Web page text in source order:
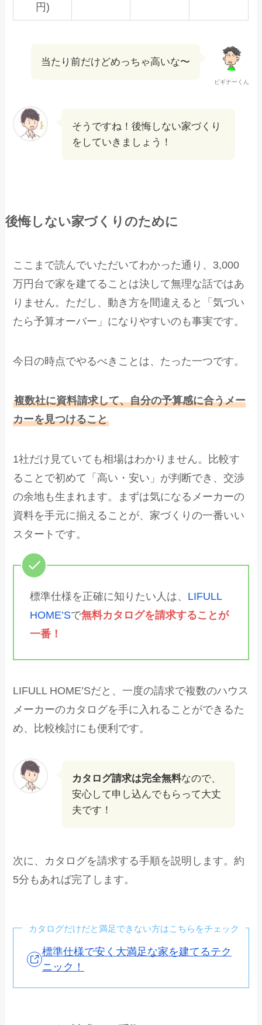
円)
ビギナーくん
当たり前だけどめっちゃ高いな〜
そうですね！後悔しない家づくり
をしていきましょう！
後悔しない家づくりのために
ここまで読んでいただいてわかった通り、3,000
万円台で家を建てることは決して無理な話ではあ
りません。ただし、動き方を間違えると「気づい
たら予算オーバー」になりやすいのも事実です。
今日の時点でやるべきことは、たった一つです。
複数社に資料請求して、自分の予算感に合うメー
カーを見つけること
1社だけ見ていても相場はわかりません。比較す
ることで初めて「高い・安い」が判断でき、交渉
の余地も生まれます。まずは気になるメーカーの
資料を手元に揃えることが、家づくりの一番いい
スタートです。
標準仕様を正確に知りたい人は、 LIFULL
HOME’Sで無料カタログを請求することが
一番！
LIFULL HOME’Sだと、一度の請求で複数のハウス
メーカーのカタログを手に入れることができるた
め、比較検討にも便利です。
カタログ請求は完全無料なので、
安心して申し込んでもらって大丈
夫です！
次に、カタログを請求する手順を説明します。約
5分もあれば完了します。
カタログだけだと満足できない方はこちらをチェック
標準仕様で安く大満足な家を建てるテク
ニック！